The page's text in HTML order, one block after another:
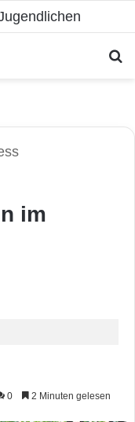
im
0 2 Minuten gelesen